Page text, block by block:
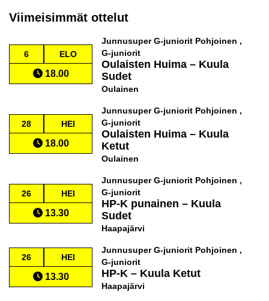
Viimeisimmät ottelut
6 ELO
18.00
Junnusuper G-juniorit Pohjoinen ,
G-juniorit
Oulaisten Huima – Kuula
Sudet
Oulainen
28 HEI
18.00
Junnusuper G-juniorit Pohjoinen ,
G-juniorit
Oulaisten Huima – Kuula
Ketut
Oulainen
26 HEI
13.30
Junnusuper G-juniorit Pohjoinen ,
G-juniorit
HP-K punainen – Kuula
Sudet
Haapajärvi
26 HEI
13.30
Junnusuper G-juniorit Pohjoinen ,
G-juniorit
HP-K – Kuula Ketut
Haapajärvi